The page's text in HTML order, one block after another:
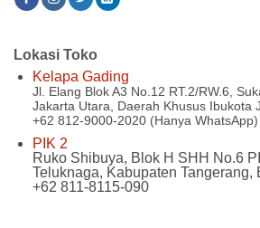
Lokasi Toko
Kelapa Gading
Jl. Elang Blok A3 No.12 RT.2/RW.6,
Jakarta Utara, Daerah Khusus Ibukota
+62 812-9000-2020 (Hanya WhatsApp)
PIK 2
Ruko Shibuya, Blok H SHH No.6
Teluknaga, Kabupaten Tangerang,
+62 811-8115-090